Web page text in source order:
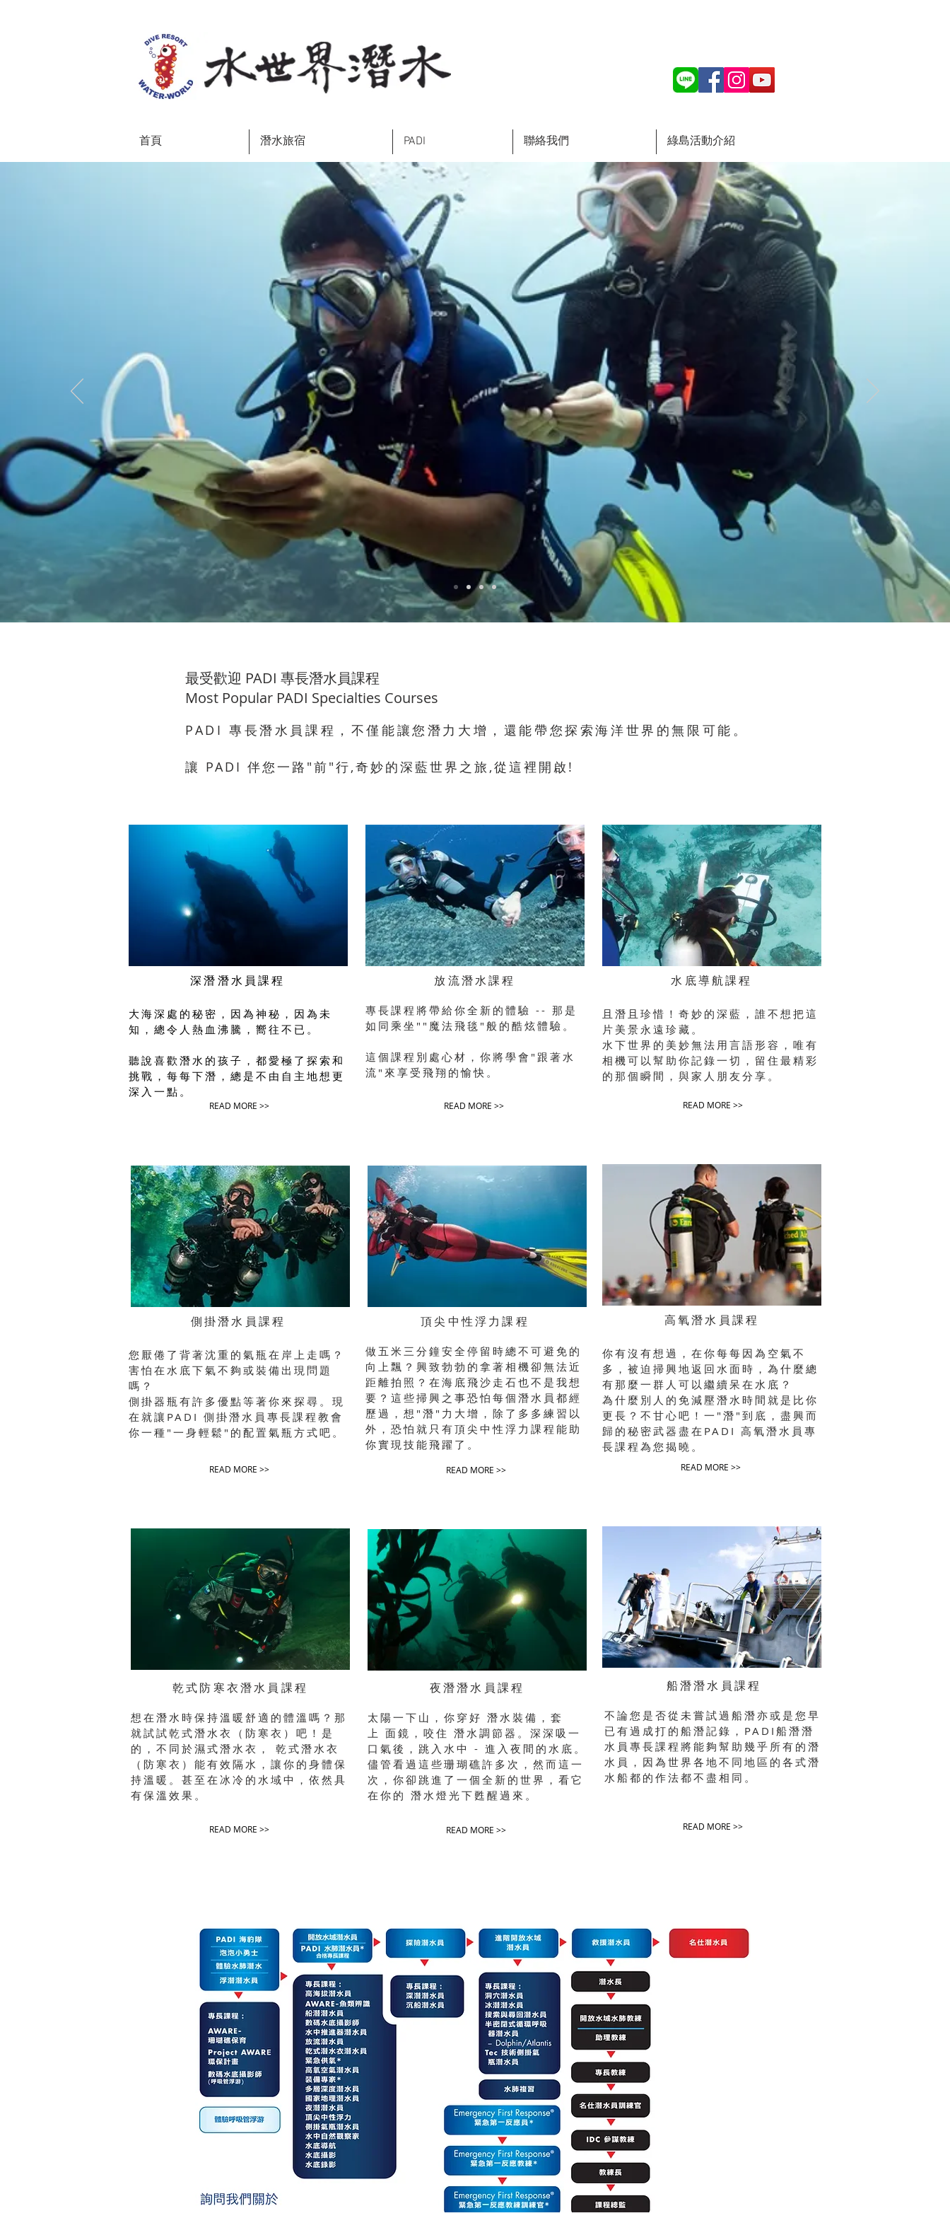
首頁 潛水旅宿 PADI 聯絡我們 綠島活動介紹
最受歡迎 PADI 專長潛水員課程
Most Popular PADI Specialties Courses
PADI 專長潛水員課程，不僅能讓您潛力大增，還能帶您探索海洋世界的無限可能。
讓 PADI 伴您一路"前"行,奇妙的深藍世界之旅,從這裡開啟!
深潛潛水員課程
大海深處的秘密，因為神秘，因為未
知，總令人熱血沸騰，嚮往不已。
聽說喜歡潛水的孩子，都愛極了探索和
挑戰，每每下潛，總是不由自主地想更
深入一點。
READ MORE >>
放流潛水課程
專長課程將帶給你全新的體驗 -- 那是
如同乘坐""魔法飛毯"般的酷炫體驗。
這個課程別處心材，你將學會"跟著水
流​​"來享受飛翔的愉快。
READ MORE >>
水底導航課程
且潛且珍惜！奇妙的深藍，誰不想把這
片美景永遠珍藏。
水下世界的美妙無法用言語形容，唯有
相機可以幫助你記錄一切，留住最精彩
的那個瞬間，與家人朋友分享。
READ MORE >>
側掛潛水員課程
您厭倦了背著沈重的氣瓶在岸上走嗎？
害怕在水底下氣不夠或裝備出現問題
嗎？
側掛器瓶有許多優點等著你來探尋。現
在就讓 PADI 側掛潛水員 專長課程教會
你一種"一身輕鬆"的配置氣瓶方式吧。
READ MORE >>
頂尖中性浮力課程
做五米三分鐘安全停留時總不可避免的
向上飄？興致勃勃的拿著相機卻無法近
距離拍照？在海底飛沙走石也不是我想
要？這些掃興之事恐怕每個潛水員都經
歷過，想"潛"力大增，除了多多練習以
外，恐怕就只有頂尖中性浮力 課程能助
你實現技能飛躍了。
READ MORE >>
高氧潛水員課程
你有沒有想過，在你每每因為空氣不
多，被迫掃興地返回水面時，為什麼總
有那麼一群人可以繼續呆在水底？
為什麼別人的免減壓潛水時間就是比你
更長？不甘心吧！一"潛"到底，盡興而
歸的秘密武器盡在 PADI 高氧潛水員 專
長課程為您揭曉。
READ MORE >>
乾式防寒衣潛水員課程
想在潛水時保持溫暖舒適的體溫嗎？那
就試試乾式潛水衣（防寒衣）吧！是
的，不同於濕式潛水衣，
乾式潛水衣
（防寒衣） 能有效隔水，讓你的身體保
持溫暖。甚至在冰冷的水域中，依然具
有保溫效果。
READ MORE >>
夜潛潛水員課程
太陽一下山，你穿好 潛水裝備，套
上 面鏡，咬住 潛水調節器。深深吸一
口氣後，跳入水中 - 進入夜間的水底。
儘管看過這些珊瑚礁許多次，然而這一
次，你卻跳進了一個全新的世界，看它
在你的 潛水燈光下甦醒過來。
READ MORE >>
船潛潛水員課程
不論您是否從未嘗試過船潛亦或是您早
已有過成打的船潛記錄，PADI船潛潛
水員專長課程將能夠幫助幾乎所有的潛
水員，因為世界各地不同地區的各式潛
水船都的作法都不盡相同。
READ MORE >>